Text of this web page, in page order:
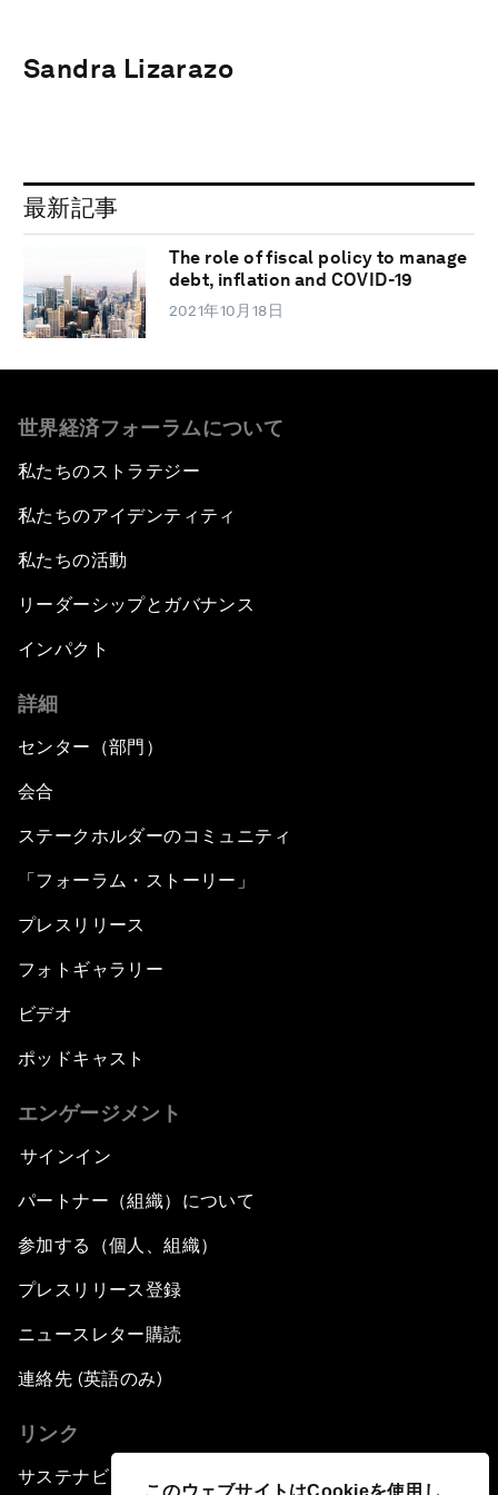
このウェブサイトはCookieを使用し
Sandra Lizarazo
最新記事
The role of fiscal policy to manage
debt, inflation and COVID-19
2021年10月18日
世界経済フォーラムについて
私たちのストラテジー
私たちのアイデンティティ
私たちの活動
リーダーシップとガバナンス
インパクト
詳細
センター（部門）
会合
ステークホルダーのコミュニティ
「フォーラム・ストーリー」
プレスリリース
フォトギャラリー
ビデオ
ポッドキャスト
エンゲージメント
サインイン
パートナー（組織）について
参加する（個人、組織）
プレスリリース登録
ニュースレター購読
連絡先 (英語のみ)
リンク
サステナビリティへの取り組み